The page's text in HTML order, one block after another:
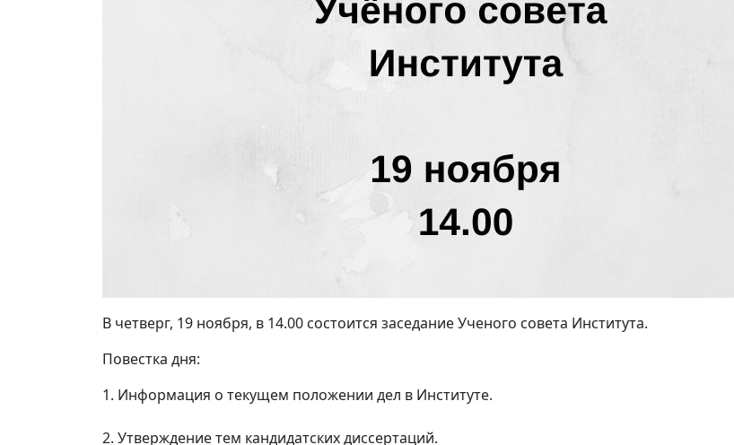
В четверг, 19 ноября, в 14.00 состоится заседание Ученого совета Института.
Повестка дня:
1. Информация о текущем положении дел в Институте.
2. Утверждение тем кандидатских диссертаций.